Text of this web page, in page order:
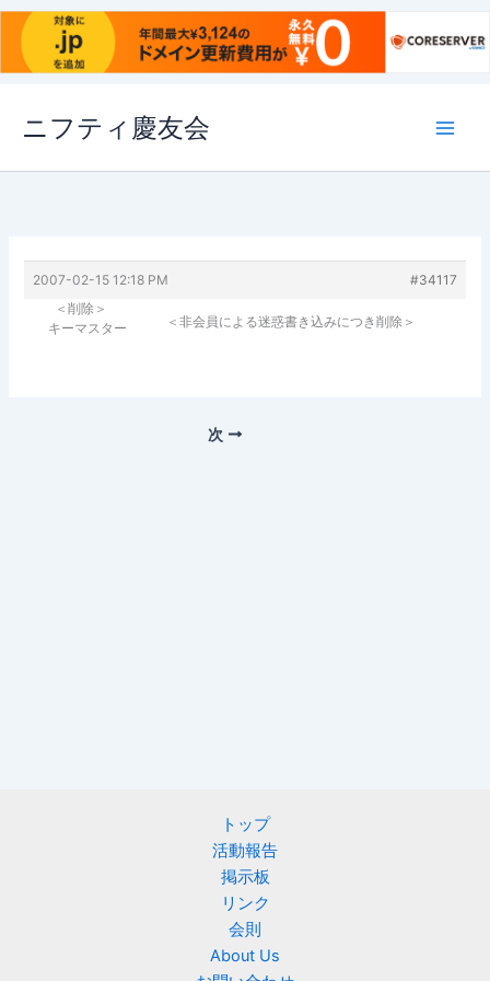
ス
ニフティ慶友会
2007-02-15 12:18 PM
#34117
＜削除＞
キーマスター
＜非会員による迷惑書き込みにつき削除＞
次
トップ
活動報告
掲示板
リンク
会則
About Us